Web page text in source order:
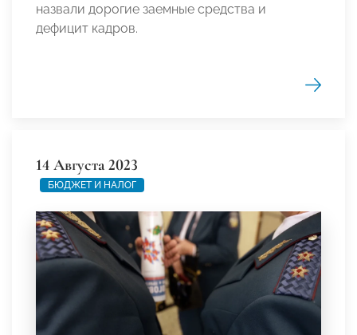
назвали дорогие заемные средства и
дефицит кадров.
14 Августа 2023
БЮДЖЕТ И НАЛОГ